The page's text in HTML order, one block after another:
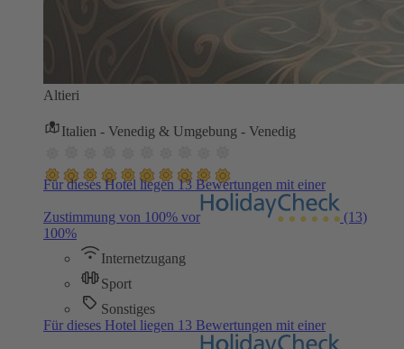
Altieri
Italien - Venedig & Umgebung - Venedig
Für dieses Hotel liegen 13 Bewertungen mit einer
Zustimmung von 100% vor
(13)
100%
Internetzugang
Sport
Sonstiges
Für dieses Hotel liegen 13 Bewertungen mit einer